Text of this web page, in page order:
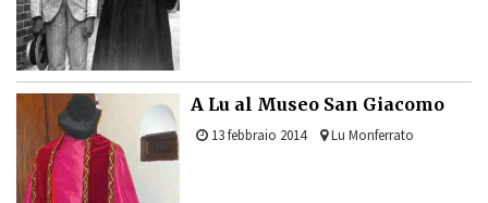
A Lu al Museo San Giacomo
13 febbraio 2014 Lu Monferrato